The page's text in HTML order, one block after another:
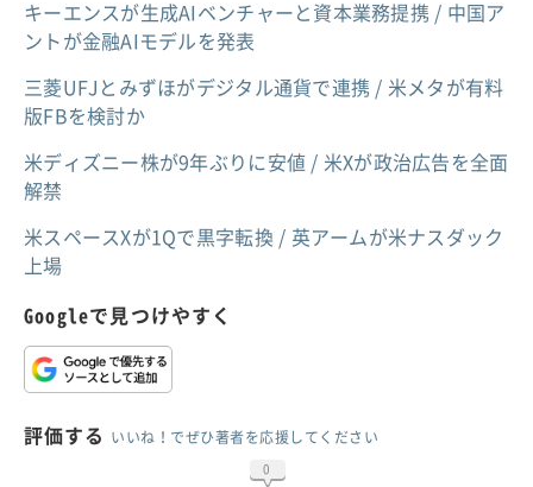
キーエンスが生成AIベンチャーと資本業務提携 / 中国ア
ントが金融AIモデルを発表
三菱UFJとみずほがデジタル通貨で連携 / 米メタが有料
版FBを検討か
米ディズニー株が9年ぶりに安値 / 米Xが政治広告を全面
解禁
米スペースXが1Qで黒字転換 / 英アームが米ナスダック
上場
Googleで見つけやすく
評価する いいね！でぜひ著者を応援してください
0